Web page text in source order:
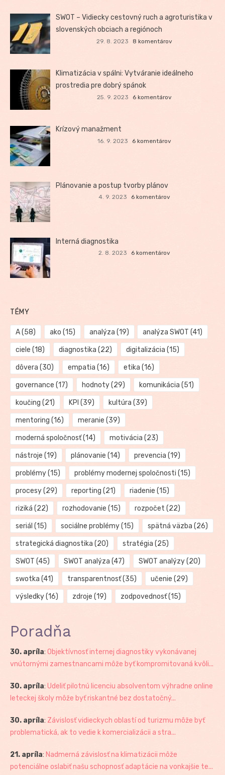
SWOT – Vidiecky cestovný ruch a agroturistika v
slovenských obciach a regiónoch
29. 8. 2023 8 komentárov
Klimatizácia v spálni: Vytváranie ideálneho
prostredia pre dobrý spánok
25. 9. 2023 6 komentárov
Krízový manažment
16. 9. 2023 6 komentárov
Plánovanie a postup tvorby plánov
4. 9. 2023 6 komentárov
Interná diagnostika
2. 8. 2023 6 komentárov
TÉMY
A(58) ako (15) analýza (19) analýza SWOT (41)
ciele (18) diagnostika (22) digitalizácia (15)
dôvera (30) empatia (16) etika (16)
governance (17) hodnoty(29) komunikácia (51)
koučing (21) KPI (39) kultúra (39)
mentoring (16) meranie (39)
moderná spoločnosť(14) motivácia (23)
nástroje (19) plánovanie (14) prevencia (19)
problémy(15) problémy modernej spoločnosti (15)
procesy(29) reporting (21) riadenie (15)
riziká (22) rozhodovanie (15) rozpočet (22)
seriál (15) sociálne problémy(15) spätná väzba (26)
strategická diagnostika (20) stratégia (25)
SWOT (45) SWOT analýza (47) SWOT analýzy(20)
swotka (41) transparentnosť(35) učenie (29)
výsledky(16) zdroje (19) zodpovednosť(15)
Poradňa
30. apríla: Objektívnosť internej diagnostiky vykonávanej
vnútornými zamestnancami môže byť kompromitovaná kvôli...
30. apríla: Udeliť pilotnú licenciu absolventom výhradne online
leteckej školy môže byť riskantné bez dostatočný...
30. apríla: Závislosť vidieckych oblastí od turizmu môže byť
problematická, ak to vedie k komercializácii a stra...
21. apríla: Nadmerná závislosť na klimatizácii môže
potenciálne oslabiť našu schopnosť adaptácie na vonkajšie te...